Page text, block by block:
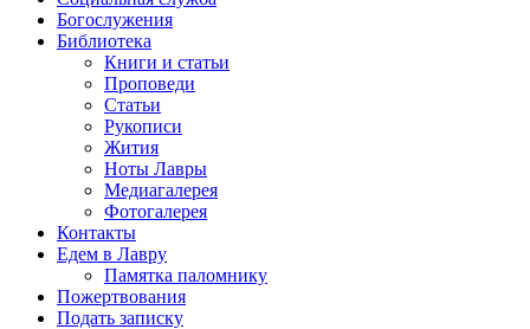
Богослужения
Библиотека
Книги и статьи
Проповеди
Статьи
Рукописи
Жития
Ноты Лавры
Медиагалерея
Фотогалерея
Контакты
Едем в Лавру
Памятка паломнику
Пожертвования
Подать записку